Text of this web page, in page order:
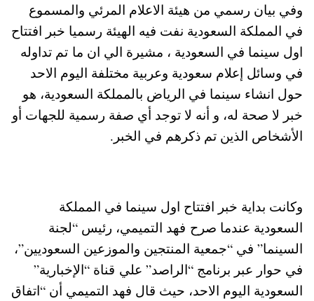
وفي بيان رسمي من هيئة الاعلام المرئي والمسموع
في المملكة السعودية نفت فيه الهيئة رسميا خبر افتتاح
اول سينما في السعودية ، مشيرة الي ان ما تم تداوله
في وسائل إعلام سعودية وعربية مختلفة اليوم الاحد
حول انشاء سينما في الرياض بالمملكة السعودية، هو
خبر لا صحة له، و أنه لا توجد أي صفة رسمية للجهات أو
الأشخاص الذين تم ذكرهم في الخبر.
وكانت بداية خبر افتتاح اول سينما في المملكة
السعودية عندما صرح فهد التميمي، رئيس “لجنة
السينما” في “جمعية المنتجين والموزعين السعوديين”،
في حوار عبر برنامج “الراصد” علي قناة “الإخبارية”
السعودية اليوم الاحد، حيث قال فهد التميمي أن “اتفاق